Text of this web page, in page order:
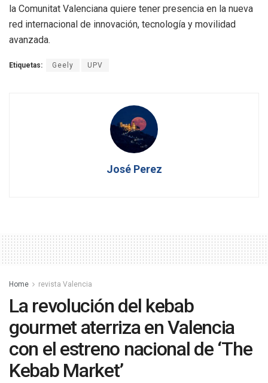
la Comunitat Valenciana quiere tener presencia en la nueva
red internacional de innovación, tecnología y movilidad
avanzada.
Etiquetas: Geely UPV
José Perez
Home revista Valencia
La revolución del kebab
gourmet aterriza en Valencia
con el estreno nacional de ‘The
Kebab Market’